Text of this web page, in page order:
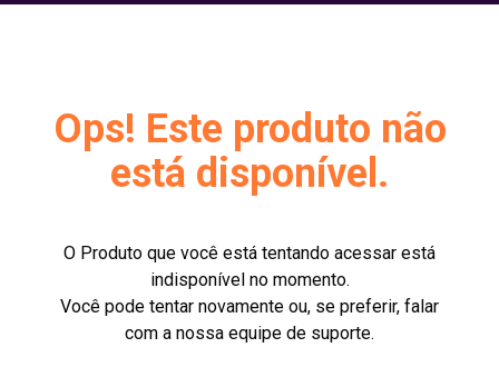
Ops! Este produto não
está disponível.
O Produto que você está tentando acessar está
indisponível no momento.
Você pode tentar novamente ou, se preferir, falar
com a nossa equipe de suporte.